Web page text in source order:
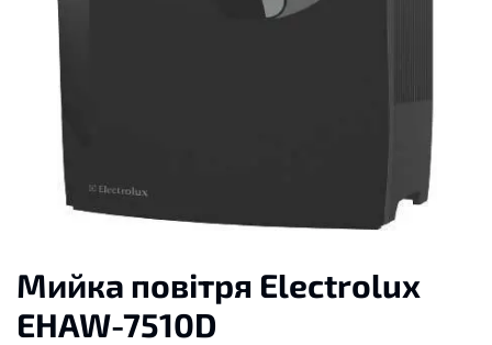
Мийка повітря Electrolux
EHAW-7510D